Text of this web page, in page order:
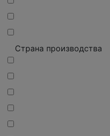
Страна производства